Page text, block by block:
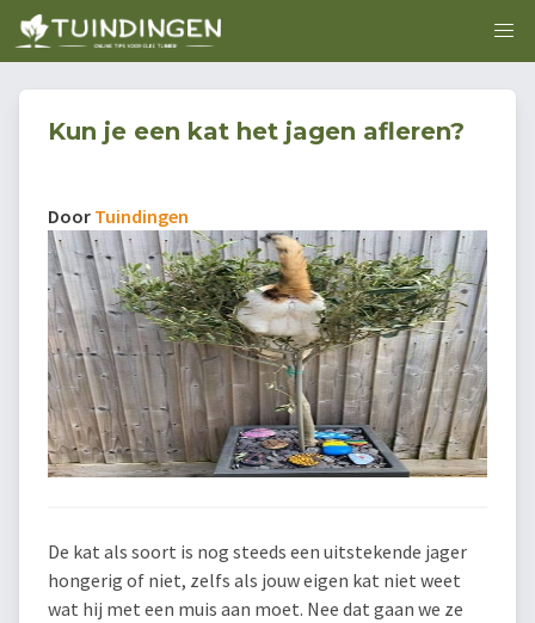
Kun je een kat het jagen afleren?
Door Tuindingen
De kat als soort is nog steeds een uitstekende jager
hongerig of niet, zelfs als jouw eigen kat niet weet
wat hij met een muis aan moet. Nee dat gaan we ze